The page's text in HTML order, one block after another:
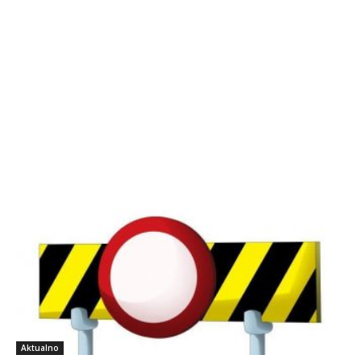
Aktualno